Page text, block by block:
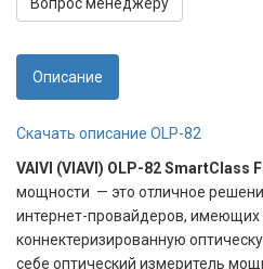
Вопрос менеджеру
Описание
Скачать описание OLP-82
VAIVI (VIAVI) OLP-82 SmartClass
мощности — это отличное
интернет-провайдеров,
коннектеризированную
себе оптический измеритель